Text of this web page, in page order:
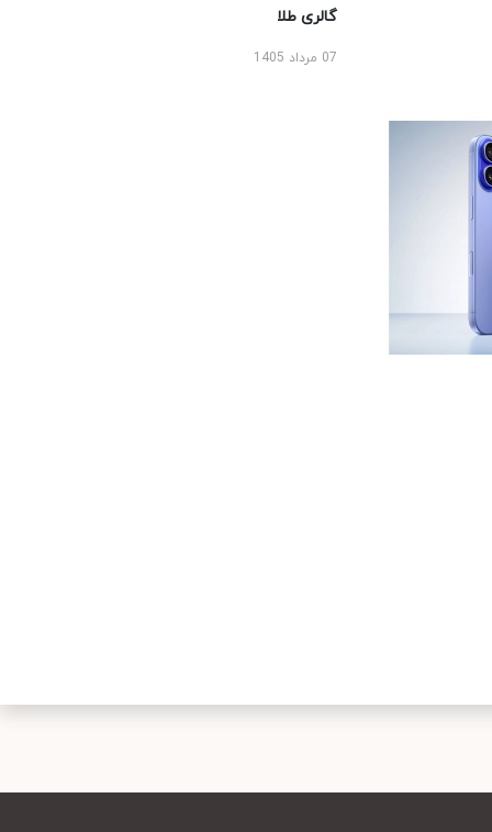
گالری طلا
07 مرداد 1405